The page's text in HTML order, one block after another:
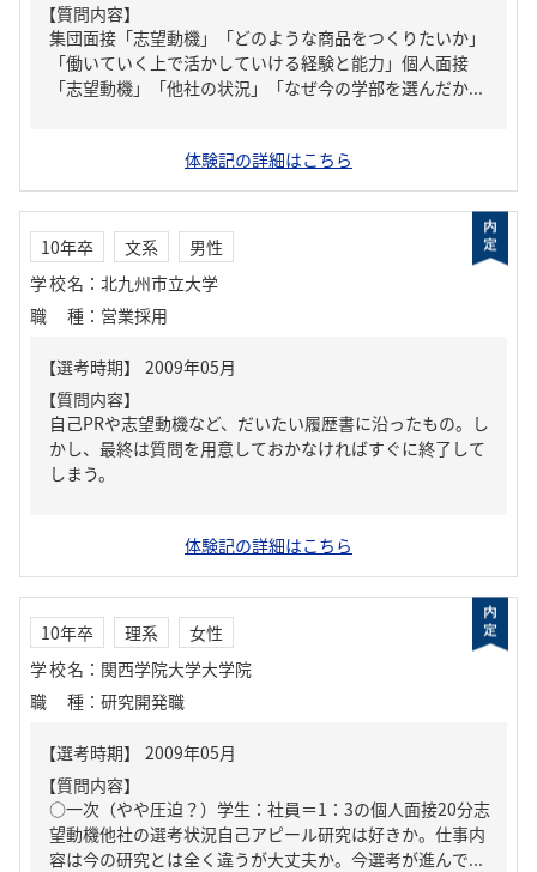
【質問内容】
集団面接「志望動機」「どのような商品をつくりたいか」
「働いていく上で活かしていける経験と能力」個人面接
「志望動機」「他社の状況」「なぜ今の学部を選んだか...
体験記の詳細はこちら
10年卒 文系
男性
学校名 ： 北九州市立大学
職種 ： 営業採用
【質問内容】
自己PRや志望動機など、だいたい履歴書に沿ったもの。し
かし、最終は質問を用意しておかなければすぐに終了して
しまう。
体験記の詳細はこちら
10年卒 理系
女性
学校名 ： 関西学院大学大学院
職種 ： 研究開発職
【質問内容】
○一次（やや圧迫？）学生：社員＝1：3の個人面接20分志
望動機他社の選考状況自己アピール研究は好きか。仕事内
容は今の研究とは全く違うが大丈夫か。今選考が進んで...